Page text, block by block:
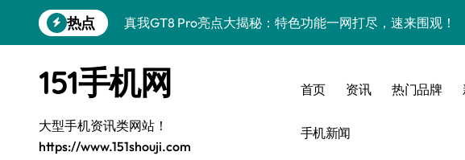
到
热点
真我GT8 Pro亮点大揭秘：特色功能一网打尽，速来围观！
OPPO Find X9 Pro深度揭秘：亮点全解析+超实用技巧大放
vivo S50 Pro mini来袭！小屏旗舰，亮点速览一触即发！
REDMI K90深度揭秘：超强配置亮点，一文全掌握！
151手机网
大型手机资讯类网站！
https://www.151shouji.com
首页 资讯 热门品牌
手机新闻